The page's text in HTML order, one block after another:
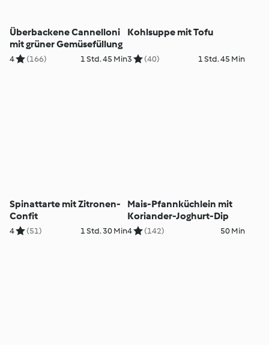
Überbackene Cannelloni
mit grüner Gemüsefüllung
4 (166) 1 Std. 45 Min
Kohlsuppe mit Tofu
3 (40) 1 Std. 45 Min
Spinattarte mit Zitronen-
Confit
4 (51) 1 Std. 30 Min
Mais-Pfannküchlein mit
Koriander-Joghurt-Dip
4 (142) 50 Min